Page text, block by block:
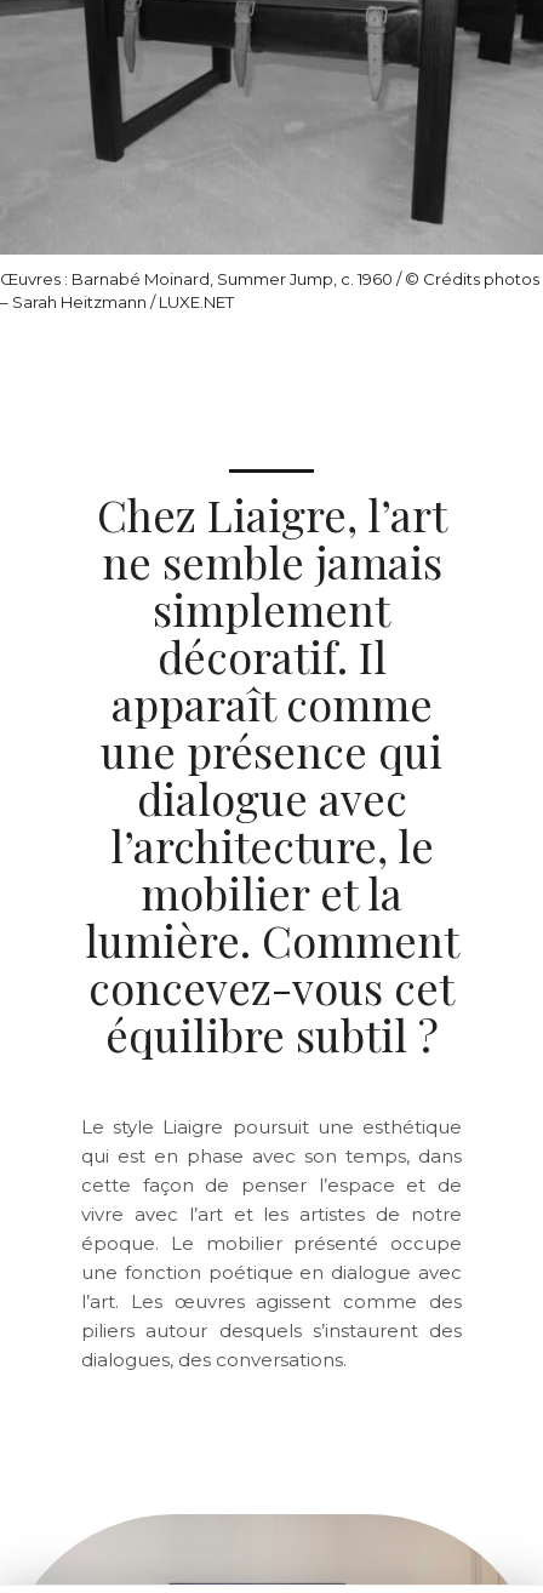
Œuvres : Barnabé Moinard, Summer Jump, c. 1960 / © Crédits photos
– Sarah Heitzmann / LUXE.NET
Chez Liaigre, l’art
ne semble jamais
simplement
décoratif. Il
apparaît comme
une présence qui
dialogue avec
l’architecture, le
mobilier et la
lumière. Comment
concevez-vous cet
équilibre subtil ?
Le style Liaigre poursuit une esthétique
qui est en phase avec son temps, dans
cette façon de penser l’espace et de
vivre avec l’art et les artistes de notre
époque. Le mobilier présenté occupe
une fonction poétique en dialogue avec
l’art. Les œuvres agissent comme des
piliers autour desquels s’instaurent des
dialogues, des conversations.